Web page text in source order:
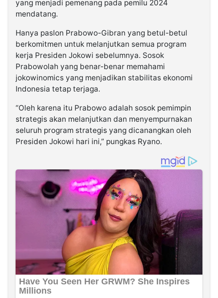
yang menjadi pemenang pada pemilu 2024
mendatang.
Hanya paslon Prabowo-Gibran yang betul-betul
berkomitmen untuk melanjutkan semua program
kerja Presiden Jokowi sebelumnya. Sosok
Prabowolah yang benar-benar memahami
jokowinomics yang menjadikan stabilitas ekonomi
Indonesia tetap terjaga.
“Oleh karena itu Prabowo adalah sosok pemimpin
strategis akan melanjutkan dan menyempurnakan
seluruh program strategis yang dicanangkan oleh
Presiden Jokowi hari ini,” pungkas Ryano.